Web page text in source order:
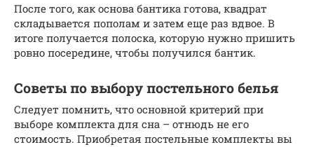
После того, как основа бантика готова, квадрат
складывается пополам и затем еще раз вдвое. В
итоге получается полоска, которую нужно пришить
ровно посередине, чтобы получился бантик.
Советы по выбору постельного белья
Следует помнить, что основной критерий при
выборе комплекта для сна – отнюдь не его
стоимость. Приобретая постельные комплекты вы